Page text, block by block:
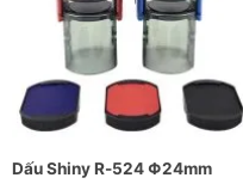
Dấu Shiny R-524 Φ24mm